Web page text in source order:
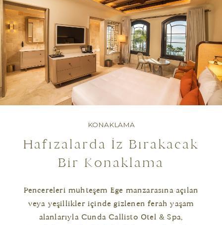
KONAKLAMA
Hafızalarda İz Bırakacak
Bir Konaklama
Pencereleri muhteşem Ege manzarasına açılan
veya yeşillikler içinde gizlenen ferah yaşam
alanlarıyla Cunda Callisto Otel & Spa,